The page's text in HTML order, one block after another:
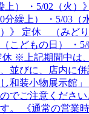
上） ・5/02（火
分繰上） ・5/03
》 定休 （みどり
こどもの日） ・5/
休 ※上記期間中は
並びに、店内に
和装小物展示館」
でご注意くださ
。 《通常の営業